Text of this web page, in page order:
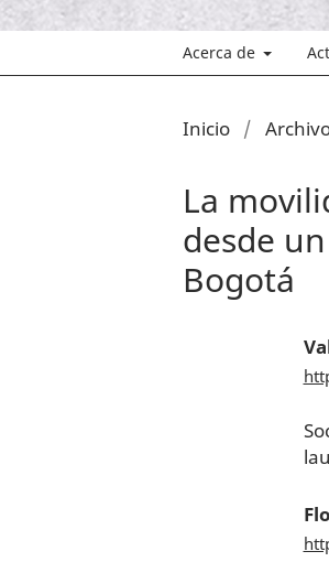
Acerca de
Inicio /
La
desde
Bogotá